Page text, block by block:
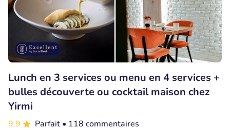
Lunch en 3 services ou menu en 4 services +
bulles découverte ou cocktail maison chez
Yirmi
9.9 Parfait • 118 commentaires